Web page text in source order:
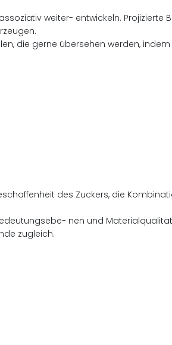
weiter- entwickeln. Projizierte
die gerne übersehen werden,
des Zuckers, die
nen und
zugleich.